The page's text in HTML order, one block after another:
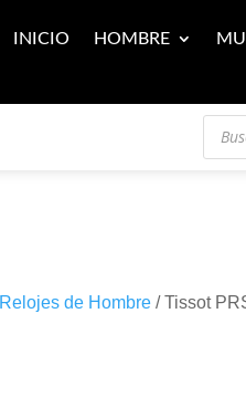
INICIO HOMBRE
Relojes de Hombre / Tissot